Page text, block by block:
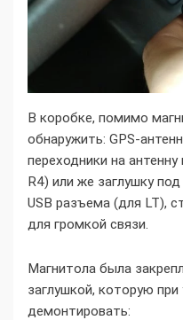
В коробке, помимо
обнаружить: GPS-
переходники на
R4) или же заглушку
USB разъема (для LT),
для громкой связи.
Магнитола была
заглушкой, которую
демонтировать: